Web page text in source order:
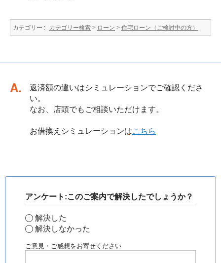
カテゴリー : カテゴリー検索 > ローン > 住宅ローン（ご検討中の方）
回答
返済額の違いはシミュレーションでご確認くださ
い。
なお、店頭でもご相談いただけます。
お借換えシミュレーションはこちら
アンケート:このご案内で解決したでしょうか？
解決した
解決しなかった
ご意見・ご感想をお寄せください